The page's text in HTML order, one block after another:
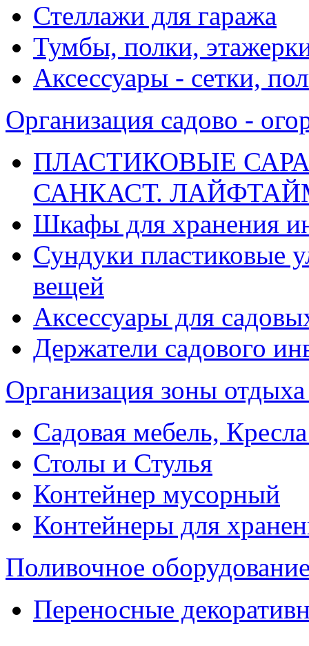
Стеллажи для гаража
Тумбы, полки,
Аксессуары - сетки,
Организация садово -
ПЛАСТИКОВЫЕ
САНКАСТ. ЛАЙФТАЙМ.
Шкафы для хранения
Сундуки пластиковые
вещей
Аксессуары для
Держатели садового
Организация зоны
Садовая мебель,
Столы и Стулья
Контейнер мусорный
Контейнеры для
Поливочное
Переносные